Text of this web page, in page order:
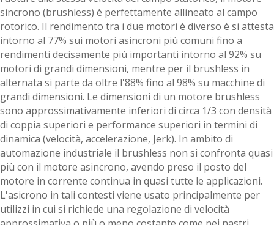
sincrono (brushless) è perfettamente allineato al campo
rotorico. Il rendimento tra i due motori è diverso è si attesta
intorno al 77% sui motori asincroni più comuni fino a
rendimenti decisamente più importanti intorno al 92% su
motori di grandi dimensioni, mentre per il brushless in
alternata si parte da oltre l'88% fino al 98% su macchine di
grandi dimensioni. Le dimensioni di un motore brushless
sono approssimativamente inferiori di circa 1/3 con densità
di coppia superiori e performance superiori in termini di
dinamica (velocità, accelerazione, Jerk). In ambito di
automazione industriale il brushless non si confronta quasi
più con il motore asincrono, avendo preso il posto del
motore in corrente continua in quasi tutte le applicazioni.
L'asicrono in tali contesti viene usato principalmente per
utilizzi in cui si richiede una regolazione di velocità